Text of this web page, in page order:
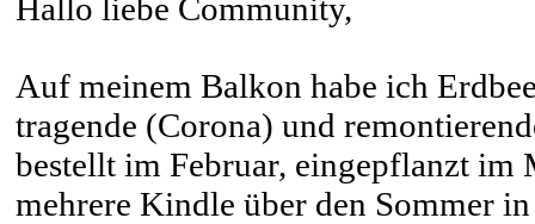
Hallo liebe Community,
Auf meinem Balkon habe ich
tragende (Corona) und
bestellt im Februar, eingepflanzt im
mehrere Kindle über den Sommer